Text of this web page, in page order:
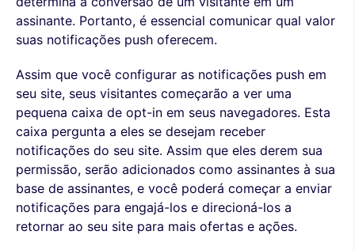
assinante. Portanto, é essencial comunicar qual valor
suas notificações push oferecem.
Assim que você configurar as notificações push em
seu site, seus visitantes começarão a ver uma
pequena caixa de opt-in em seus navegadores. Esta
caixa pergunta a eles se desejam receber
notificações do seu site. Assim que eles derem sua
permissão, serão adicionados como assinantes à sua
base de assinantes, e você poderá começar a enviar
notificações para engajá-los e direcioná-los a
retornar ao seu site para mais ofertas e ações.